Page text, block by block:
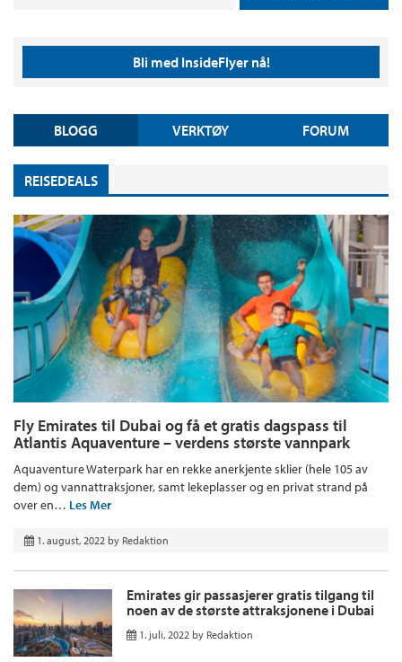
Bli med InsideFlyer nå!
BLOGG VERKTØY FORUM
REISEDEALS
Fly Emirates til Dubai og få et gratis dagspass til
Atlantis Aquaventure – verdens største vannpark
Aquaventure Waterpark har en rekke anerkjente sklier (hele 105 av
dem) og vannattraksjoner, samt lekeplasser og en privat strand på
over en… Les Mer
1. august, 2022 by Redaktion
Emirates gir passasjerer gratis tilgang til
noen av de største attraksjonene i Dubai
1. juli, 2022 by Redaktion